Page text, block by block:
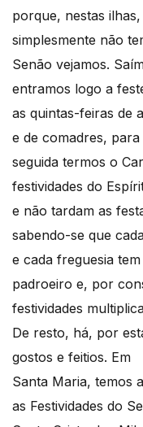
porque, nestas
simplesmente não
Senão vejamos.
entramos logo a
as quintas-feiras de
e de comadres, para
seguida termos o
festividades do
e não tardam as
sabendo-se que
e cada freguesia
padroeiro e, por
festividades
De resto, há, por
gostos e feitios. Em
Santa Maria, temos
as Festividades do